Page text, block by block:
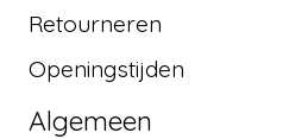
Retourneren
Openingstijden
Algemeen